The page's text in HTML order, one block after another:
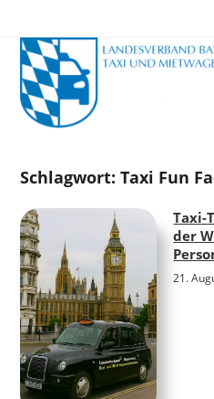
Inhalt
springen
Schlagwort:Taxi Fun
Taxi-
der
21.